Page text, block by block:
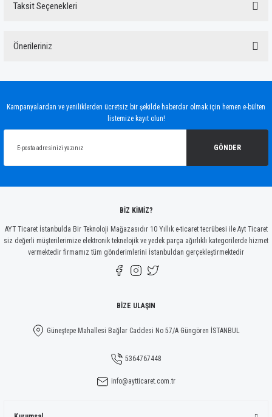
Taksit Seçenekleri
Önerileriniz
Ürün açıklamasında eksik bilgiler bulunuyor.
Gönder
Kampanyalardan ve yeniliklerden ücretsiz bir şekilde haberdar olmak için hemen e-bülten
listemize kayıt olun!
GÖNDER
BİZ KİMİZ?
AYT Ticaret İstanbulda Bir Teknoloji Mağazasıdır 10 Yıllık e-ticaret tecrübesi ile Ayt Ticaret
siz değerli müşterilerimize elektronik teknelojik ve yedek parça ağırlıklı kategorilerde hizmet
vermektedir firmamız tüm gönderimlerini İstanbuldan gerçekleştirmektedir
BİZE ULAŞIN
Güneştepe Mahallesi Bağlar Caddesi No 57/A Güngören İSTANBUL
5364767448
info@aytticaret.com.tr